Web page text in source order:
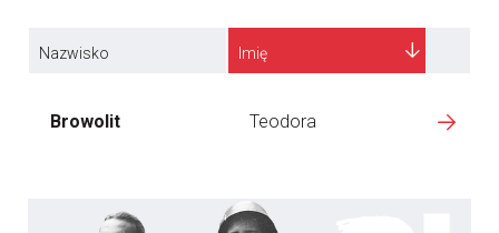
Nazwisko Imię
Browolit Teodora